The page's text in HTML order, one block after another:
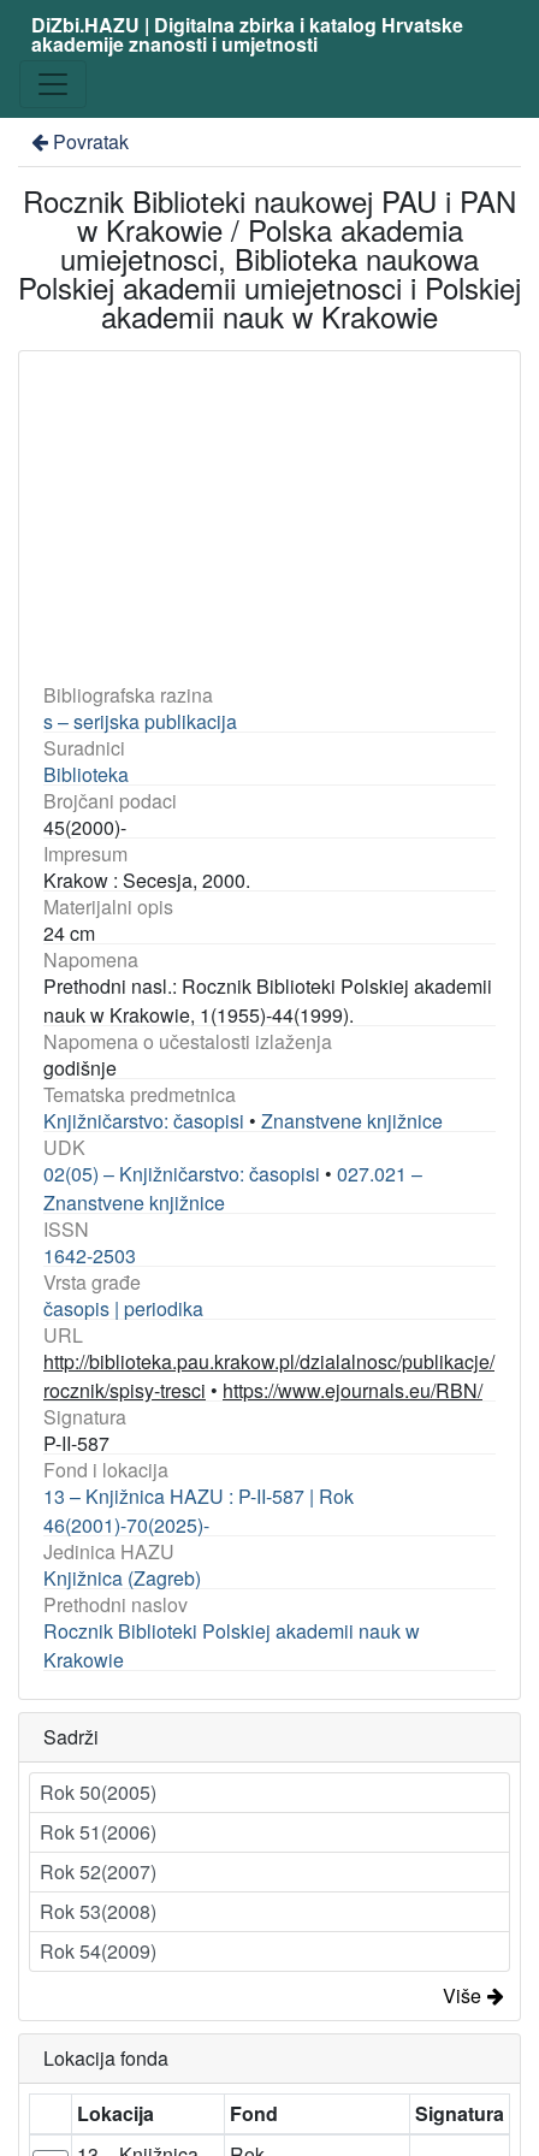
DiZbi.HAZU | Digitalna zbirka i katalog Hrvatske
akademije znanosti i umjetnosti
Povratak
Rocznik Biblioteki naukowej PAU i PAN
w Krakowie / Polska akademia
umiejetnosci, Biblioteka naukowa
Polskiej akademii umiejetnosci i Polskiej
akademii nauk w Krakowie
Bibliografska razina
s – serijska publikacija
Suradnici
Biblioteka
Brojčani podaci
45(2000)-
Impresum
Krakow : Secesja, 2000.
Materijalni opis
24 cm
Napomena
Prethodni nasl.: Rocznik Biblioteki Polskiej akademii
nauk w Krakowie, 1(1955)-44(1999).
Napomena o učestalosti izlaženja
godišnje
Tematska predmetnica
Knjižničarstvo: časopisi • Znanstvene knjižnice
UDK
02(05) – Knjižničarstvo: časopisi • 027.021 –
Znanstvene knjižnice
ISSN
1642-2503
Vrsta građe
časopis | periodika
URL
http://biblioteka.pau.krakow.pl/dzialalnosc/publikacje/
rocznik/spisy-tresci • https://www.ejournals.eu/RBN/
Signatura
P-II-587
Fond i lokacija
13 – Knjižnica HAZU : P-II-587 | Rok
46(2001)-70(2025)-
Jedinica HAZU
Knjižnica (Zagreb)
Prethodni naslov
Rocznik Biblioteki Polskiej akademii nauk w
Krakowie
Sadrži
Rok 50(2005)
Rok 51(2006)
Rok 52(2007)
Rok 53(2008)
Rok 54(2009)
Više
Lokacija fonda
Lokacija
Fond
Signatura